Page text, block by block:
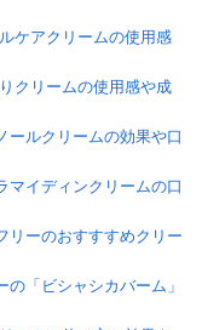
ケアクリームの使用感
クリームの使用感や成
ールクリームの効果や口
マイディンクリームの口
リーのおすすすめクリー
「ビシャシカバーム」